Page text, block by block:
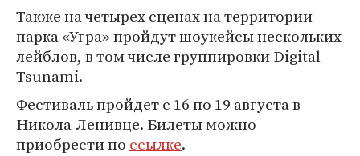
Также на четырех сценах на территории
парка «Угра» пройдут шоукейсы нескольких
лейблов, в том числе группировки Digital
Tsunami.
Фестиваль пройдет с 16 по 19 августа в
Никола-Ленивце. Билеты можно
приобрести по ссылке.